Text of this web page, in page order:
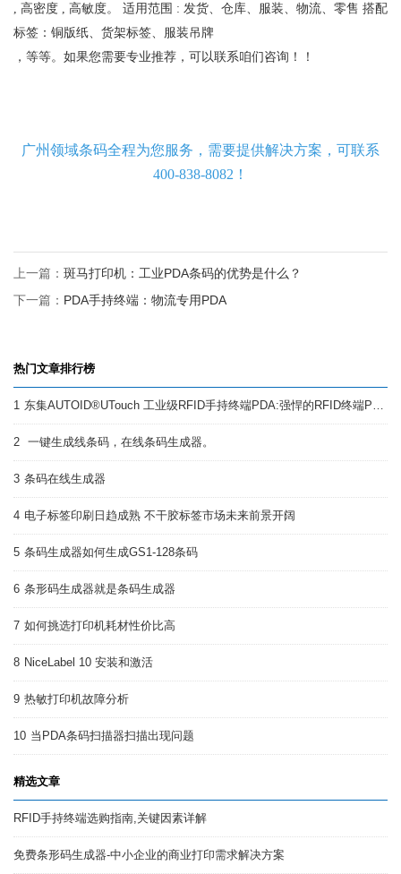
, 高密度 , 高敏度。 适用范围 : 发货、仓库、服装、物流、零售 搭配
标签：铜版纸、货架标签、服装吊牌
，等等。如果您需要专业推荐，可以联系咱们咨询！！
广州领域条码全程为您服务，需要提供解决方案，可联系
400-838-8082！
上一篇： 斑马打印机：工业PDA条码的优势是什么？
下一篇： PDA手持终端：物流专用PDA
热门文章排行榜
1 东集AUTOID®UTouch 工业级RFID手持终端PDA:强悍的RFID终端PDA
2 一键生成线条码，在线条码生成器。
3 条码在线生成器
4 电子标签印刷日趋成熟 不干胶标签市场未来前景开阔
5 条码生成器如何生成GS1-128条码
6 条形码生成器就是条码生成器
7 如何挑选打印机耗材性价比高
8 NiceLabel 10 安装和激活
9 热敏打印机故障分析
10 当PDA条码扫描器扫描出现问题
精选文章
RFID手持终端选购指南,关键因素详解
免费条形码生成器-中小企业的商业打印需求解决方案